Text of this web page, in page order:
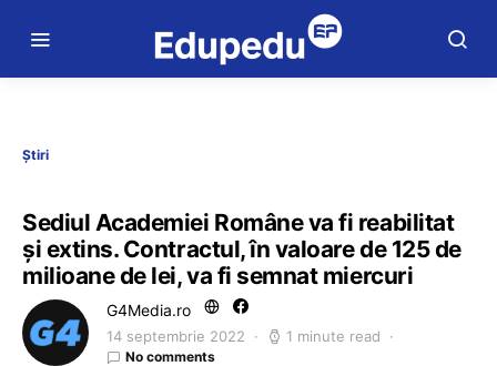
Știri
Sediul Academiei Române va fi reabilitat
și extins. Contractul, în valoare de 125 de
milioane de lei, va fi semnat miercuri
G4Media.ro
14 septembrie 2022 1 minute read
No comments